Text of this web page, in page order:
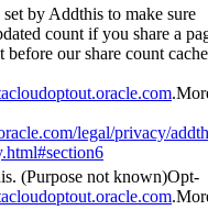
by Addthis to make sure
count if you share a
before our share count
legal/privacy/
(Purpose not known)Opt-